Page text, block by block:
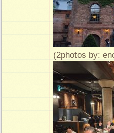
(2photos by: